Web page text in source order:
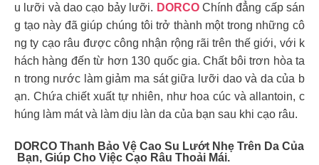
u lưỡi và dao cạo bảy lưỡi. DORCOChính đẳng cấp sán
g tạo này đã giúp chúng tôi trở thành một trong những cô
ng ty cạo râu được công nhận rộng rãi trên thế giới, với k
hách hàng đến từ hơn 130 quốc gia. Chất bôi trơn hòa ta
n trong nước làm giảm ma sát giữa lưỡi dao và da của b
ạn. Chứa chiết xuất tự nhiên, như hoa cúc và allantoin, c
húng làm mát và làm dịu làn da của bạn sau khi cạo râu.
DORCO Thanh Bảo Vệ Cao Su Lướt Nhẹ Trên Da Của
Bạn, Giúp Cho Việc Cạo Râu Thoải Mái.